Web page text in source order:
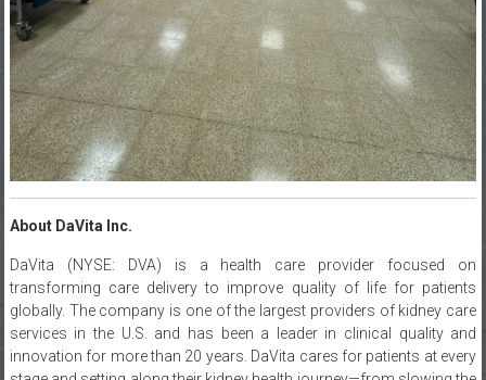
About DaVita Inc.
DaVita (NYSE: DVA) is a health care provider focused on
transforming care delivery to improve quality of life for patients
globally. The company is one of the largest providers of kidney care
services in the U.S. and has been a leader in clinical quality and
innovation for more than 20 years. DaVita cares for patients at every